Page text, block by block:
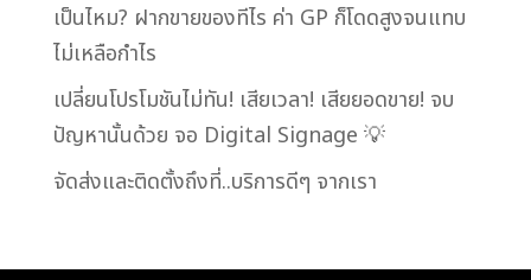
เป็นไหม? ฝากขายของทีไร ค่า GP ก็โดดสูงจนแทบ
ไม่เหลือกำไร
เปลี่ยนโปรโมชันไม่ทัน! เสียเวลา! เสียยอดขาย! จบ
ปัญหานั้นด้วย จอ Digital Signage 💡
จัดส่งและติดตั้งถึงที่..บริการดีๆ จากเรา